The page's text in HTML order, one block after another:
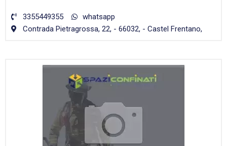
3355449355
whatsapp
Contrada Pietragrossa, 22, - 66032, - Castel Frentano,